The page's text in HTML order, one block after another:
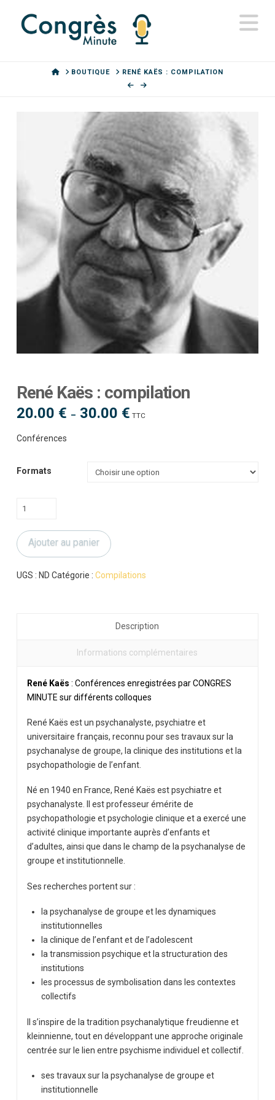
HOMEBOUTIQUE RENÉ KAËS : COMPILATION
René Kaës : compilation
20.00 € – 30.00 €Plage
de
TTC
Conférences
Formats
quantité
René
Kaës
compilation
Ajouter au panier
UGS : ND Catégorie : Compilations
Description
Informations complémentaires
René Kaës : Conférences enregistrées par CONGRES
MINUTE sur différents colloques
René Kaës est un psychanalyste, psychiatre et
universitaire français, reconnu pour ses travaux sur la
psychanalyse de groupe, la clinique des institutions et la
psychopathologie de l’enfant.
Né en 1940 en France, René Kaës est psychiatre et
psychanalyste. Il est professeur émérite de
psychopathologie et psychologie clinique et a exercé une
activité clinique importante auprès d’enfants et
d’adultes, ainsi que dans le champ de la psychanalyse de
groupe et institutionnelle.
Ses recherches portent sur :
la psychanalyse de groupe et les dynamiques
institutionnelles
la clinique de l’enfant et de l’adolescent
la transmission psychique et la structuration des
institutions
les processus de symbolisation dans les contextes
collectifs
Il s’inspire de la tradition psychanalytique freudienne et
kleinnienne, tout en développant une approche originale
centrée sur le lien entre psychisme individuel et collectif.
ses travaux sur la psychanalyse de groupe et
institutionnelle